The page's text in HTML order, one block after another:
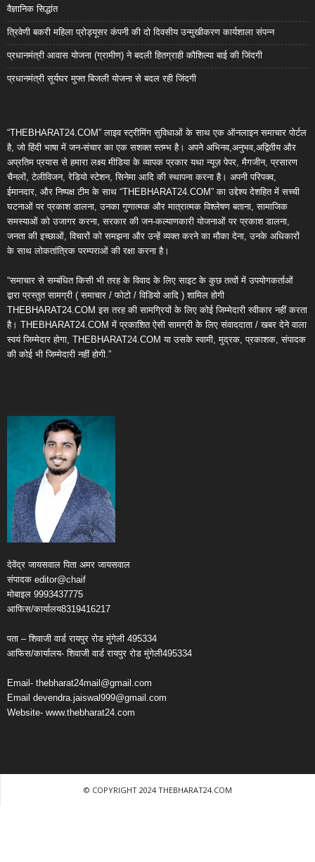
वैज्ञानिक सिद्धांत
त्रिवेणी बकरी महिला प्रोड्यूसर कंपनी की दो दिवसीय उन्मुखीकरण कार्यशाला संपन्न
प्रधानमंत्री आवास योजना (ग्रामीण) ने बदली हितग्राही कौशिल्या बाई की जिंदगी
प्रधानमंत्री सूर्यघर मुफ्त बिजली योजना से बदल रही जिंदगी
“THEBHARAT24.COM” लाइव स्ट्रीमिंग सुविधाओं के साथ एक ऑनलाइन समाचार पोर्टल
है, जो हिंदी भाषा में जन-संचार का एक सशक्त स्तम्भ है। अपने अभिनव,अनुभव,अद्वितीय और
अप्रतिम प्रयास से हमारा लक्ष्य मीडिया के व्यापक प्रकार यथा न्यूज़ पेपर, मैगजीन, प्रसारण
चैनलों, टेलीविजन, रेडियो स्टेशन, सिनेमा आदि की स्थापना करना है। अपनी परिपक्व,
ईमानदार, और निष्पक्ष टीम के साथ “THEBHARAT24.COM” का उद्देश्य देशहित में सच्ची
घटनाओं पर प्रकाश डालना, उनका गुणात्मक और मात्रात्मक विश्लेषण बताना, सामाजिक
समस्याओं को उजागर करना, सरकार की जन-कल्याणकारी योजनाओं पर प्रकाश डालना,
जनता की इच्छाओं, विचारों को समझना और उन्हें व्यक्त करने का मौका देना, उनके अधिकारों
के साथ लोकतांत्रिक परम्पराओं की रक्षा करना है।
“समाचार से सम्बंधित किसी भी तरह के विवाद के लिए साइट के कुछ तत्वों में उपयोगकर्ताओं
द्वारा प्रस्तुत सामग्री ( समाचार / फोटो / विडियो आदि ) शामिल होगी
THEBHARAT24.COM इस तरह की सामग्रियों के लिए कोई जिम्मेदारी स्वीकार नहीं करता
है। THEBHARAT24.COM में प्रकाशित ऐसी सामग्री के लिए संवाददाता / खबर देने वाला
स्वयं जिम्मेदार होगा, THEBHARAT24.COM या उसके स्वामी, मुद्रक, प्रकाशक, संपादक
की कोई भी जिम्मेदारी नहीं होगी.”
देवेंद्र जायसवाल पिता अमर जायसवाल
संपादक editor@chaif
मोबाइल 9993437775
आफिस/कार्यालय8319416217
पता – शिवाजी वार्ड रायपुर रोड मुंगेली 495334
आफिस/कार्यालय- शिवाजी वार्ड रायपुर रोड मुंगेली495334
Email- thebharat24mail@gmail.com
Email devendra.jaiswal999@gmail.com
Website- www.thebharat24.com
© COPYRIGHT 2024 THEBHARAT24.COM